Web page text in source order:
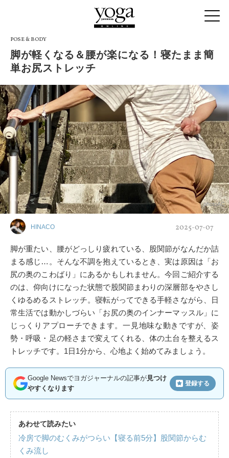
POSE & BODY
脚が軽くなる＆腰が楽になる！寝たまま簡
単お尻ストレッチ
photoAC
HINACO 2025-07-07
脚が重たい、腰がどっしり疲れている、股関節がなんだか詰
まる感じ…。そんな不調を抱えているとき、実は原因は「お
尻の奥のこわばり」にあるかもしれません。今回ご紹介する
のは、仰向けになった状態で股関節まわりの深層部をやさし
くゆるめるストレッチ。寝転がってできる手軽さながら、日
常生活では動かしづらい「お尻の奥のインナーマッスル」に
じっくりアプローチできます。一見地味な動きですが、姿
勢・呼吸・足の軽さまで変えてくれる、体の土台を整えるス
トレッチです。1日1分から、心地よく始めてみましょう。
Google Newsでヨガジャーナルの記事が見つけ
やすくなります
登録する
あわせて読みたい
冷房で脚のむくみがつらい【寝る前5分】股関節からむ
くみ流し